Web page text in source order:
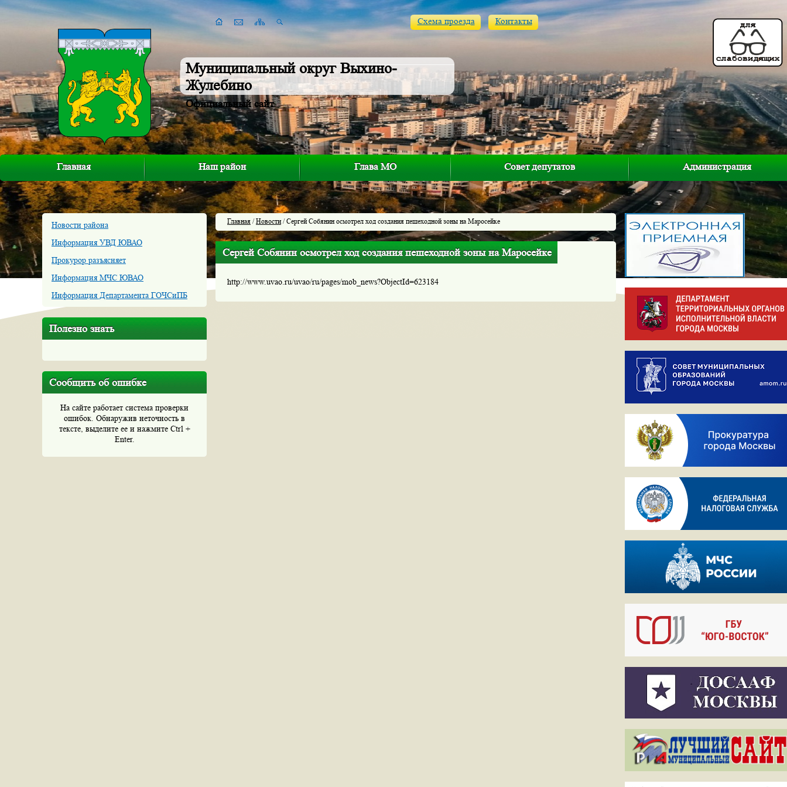
Муниципальный округ Выхино-
Жулебино
Официальный сайт
Схема проезда Контакты
Главная Наш район Глава МО Совет депутатов Администрация
Новости района
Информация УВД ЮВАО
Прокурор разъясняет
Информация МЧС ЮВАО
Информация Департамента ГОЧСиПБ
Полезно знать
Сообщить об ошибке
На сайте работает система проверки
ошибок. Обнаружив неточность в
тексте, выделите ее и нажмите Ctrl +
Enter.
Главная /Новости/ Сергей Собянин осмотрел ход создания пешеходной зоны на Маросейке
Сергей Собянин осмотрел ход создания пешеходной зоны на Маросейке
http://www.uvao.ru/uvao/ru/pages/mob_news?ObjectId=623184